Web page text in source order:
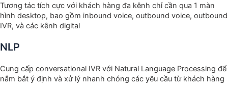
Tương tác tích cực với khách hàng đa kênh chỉ cần qua 1 màn
hình desktop, bao gồm inbound voice, outbound voice, outbound
IVR, và các kênh digital
NLP
Cung cấp conversational IVR với Natural Language Processing để
nắm bắt ý định và xử lý nhanh chóng các yêu cầu từ khách hàng